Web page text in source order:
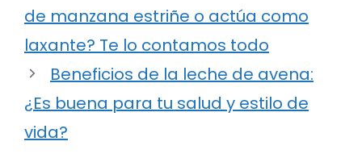
de manzana estriñe o actúa como
laxante? Te lo contamos todo
Beneficios de la leche de avena:
¿Es buena para tu salud y estilo de
vida?